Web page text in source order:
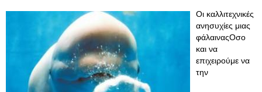
Οι καλλιτεχνικές
ανησυχίες μιας
φάλαιναςΟσο
και να
επιχειρούμε να
την